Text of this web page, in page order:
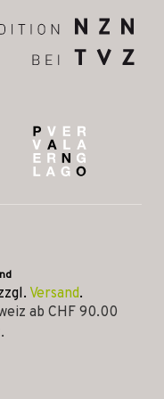
Versand.
ab CHF 90.00